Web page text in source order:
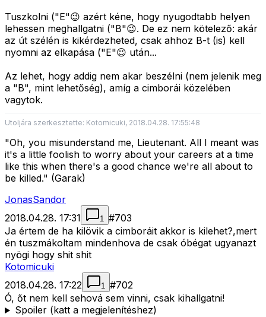
Tuszkolni ("E"😉 azért kéne, hogy nyugodtabb helyen
lehessen meghallgatni ("B"😉. De ez nem kötelező: akár
az út szélén is kikérdezheted, csak ahhoz B-t (is) kell
nyomni az elkapása ("E"😉 után...
Az lehet, hogy addig nem akar beszélni (nem jelenik meg
a "B", mint lehetőség), amíg a cimborái közelében
vagytok.
Utoljára szerkesztette: Kotomicuki, 2018.04.28. 17:55:48
"Oh, you misunderstand me, Lieutenant. All I meant was
it's a little foolish to worry about your careers at a time
like this when there's a good chance we're all about to
be killed." (Garak)
JonasSandor
2018.04.28. 17:31
1 #703
Ja értem de ha kilövik a cimboráit akkor is kilehet?,mert
én tuszmákoltam mindenhova de csak óbégat ugyanazt
nyögi hogy shit shit
Kotomicuki
2018.04.28. 17:22
1 #702
Ó, őt nem kell sehová sem vinni, csak kihallgatni!
Spoiler (katt a megjelenítéshez)